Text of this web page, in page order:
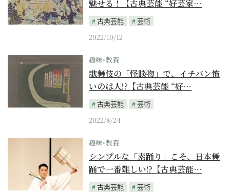
魅せる！【古典芸能 “好芸家…
古典芸能
芸術
2022/10/12
趣味･教養
歌舞伎の「怪談物」で、イチバン怖
いのは人!?【古典芸能 “好…
古典芸能
芸術
2022/8/24
趣味･教養
シンプルな「素踊り」こそ、日本舞
踊で一番難しい!?【古典芸能…
古典芸能
芸術